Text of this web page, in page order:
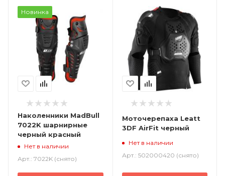
Новинка
Наколенники MadBull
7022K шарнирные
черный красный
Нет в наличии
Арт.: 7022K (снято)
Моточерепаха Leatt
3DF AirFit черный
Нет в наличии
Арт.: 502000420 (снято)